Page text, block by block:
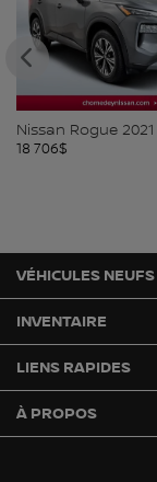
Nissan Rogue 2021
18 706$
VÉHICULES NEUFS
INVENTAIRE
LIENS RAPIDES
À PROPOS